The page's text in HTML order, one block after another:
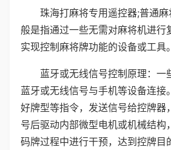
珠海打麻将专用遥控器;普通
般是指通过一些无需对麻将机进行
实现控制麻将牌功能的设备或工具。
蓝牙或无线信号控制原理：一
蓝牙或无线信号与手机等设备连接
好牌型等指令，发送信号给控牌器
号后驱动内部微型电机或机械结构
码牌过程中进行干预，达到控牌目